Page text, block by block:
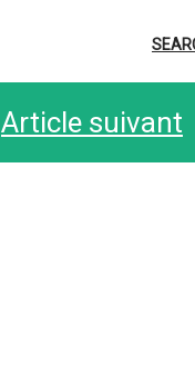
Article suivant